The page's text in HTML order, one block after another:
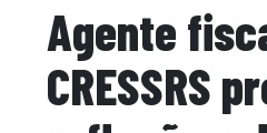
Agente
CRESSRS